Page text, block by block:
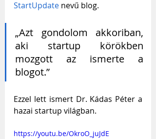
StartUpdate nevű blog.
„Azt gondolom akkoriban,
aki startup körökben
mozgott az ismerte a
blogot.”
Ezzel lett ismert Dr. Kádas Péter a
hazai startup világban.
https://youtu.be/OkroO_juJdE